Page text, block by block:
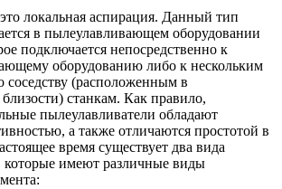
локальная аспирация. Данный тип
в пылеулавливающем оборудовании
подключается непосредственно к
оборудованию либо к нескольким
(расположенным в
станкам. Как правило,
пылеулавливатели обладают
а также отличаются простотой в
время существует два вида
которые имеют различные виды